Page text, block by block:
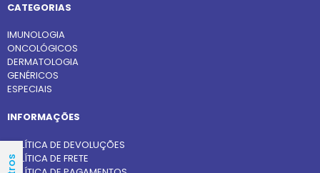
CATEGORIAS
IMUNOLOGIA
ONCOLÓGICOS
DERMATOLOGIA
GENÉRICOS
ESPECIAIS
INFORMAÇÕES
POLÍTICA DE DEVOLUÇÕES
POLÍTICA DE FRETE